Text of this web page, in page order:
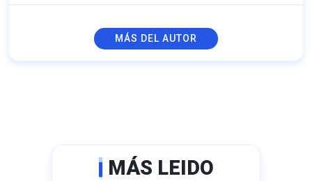
MÁS DEL AUTOR
MÁS LEIDO